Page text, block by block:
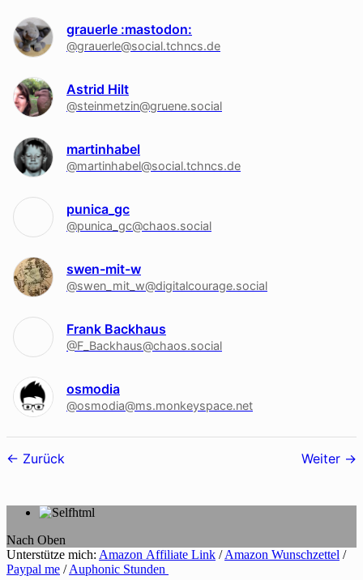
grauerle :mastodon:
@grauerle@social.tchncs.de
Astrid Hilt
@steinmetzin@gruene.social
martinhabel
@martinhabel@social.tchncs.de
punica_gc
@punica_gc@chaos.social
swen-mit-w
@swen_mit_w@digitalcourage.social
Frank Backhaus
@F_Backhaus@chaos.social
osmodia
@osmodia@ms.monkeyspace.net
Follower-
Zurück Weiter
Nach Oben
Unterstütze mich: Amazon Affiliate Link /Amazon Wunschzettel /
Paypal me /Auphonic Stunden